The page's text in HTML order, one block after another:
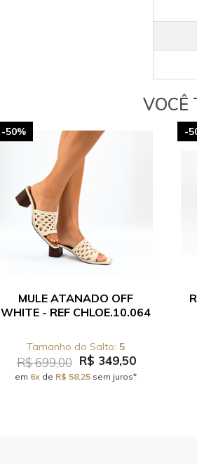
VOCÊ
-50%
MULE ATANADO OFF
WHITE - REF CHLOE.10.064
5
R$ 699,00 R$ 349,50
em 6xde R$ 58,25sem juros*
-